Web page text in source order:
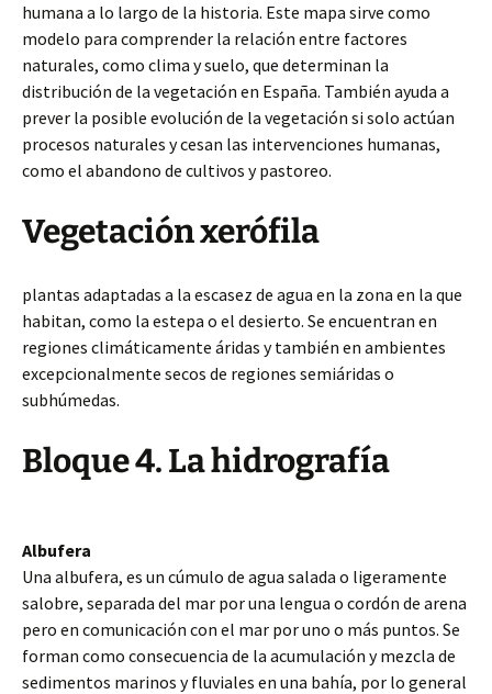
humana a lo largo de la historia. Este mapa sirve como
modelo para comprender la relación entre factores
naturales, como clima y suelo, que determinan la
distribución de la vegetación en España. También ayuda a
prever la posible evolución de la vegetación si solo actúan
procesos naturales y cesan las intervenciones humanas,
como el abandono de cultivos y pastoreo.
Vegetación xerófila
plantas adaptadas a la escasez de agua en la zona en la que
habitan, como la estepa o el desierto. Se encuentran en
regiones climáticamente áridas y también en ambientes
excepcionalmente secos de regiones semiáridas o
subhúmedas.
Bloque 4. La hidrografía
Albufera
Una albufera, es un cúmulo de agua salada o ligeramente
salobre, separada del mar por una lengua o cordón de arena
pero en comunicación con el mar por uno o más puntos. Se
forman como consecuencia de la acumulación y mezcla de
sedimentos marinos y fluviales en una bahía, por lo general